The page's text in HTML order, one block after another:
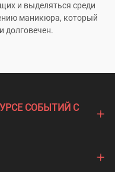
и выделяться среди
маникюра, который
долговечен.
КУРСЕ СОБЫТИЙ С